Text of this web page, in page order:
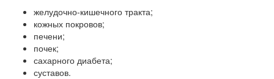
желудочно-кишечного тракта;
кожных покровов;
печени;
почек;
сахарного диабета;
суставов.